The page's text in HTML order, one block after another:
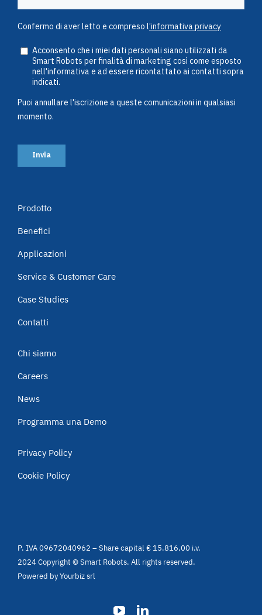
Prodotto
Benefici
Applicazioni
Service & Customer Care
Case Studies
Contatti
Chi siamo
Careers
News
Programma una Demo
Privacy Policy
Cookie Policy
P. IVA 09672040962 – Share capital € 15.816,00 i.v.
2024 Copyright © Smart Robots. All rights reserved.
Powered byYourbiz srl